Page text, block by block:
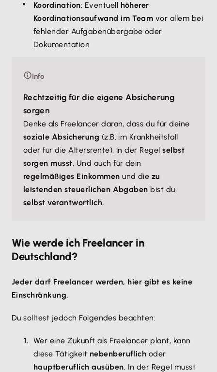
Koordination: Eventuell höherer
Koordinationsaufwand im Team vor allem bei
fehlender Aufgabenübergabe oder
Dokumentation
Info
Rechtzeitig für die eigene Absicherung
sorgen
Denke als Freelancer daran, dass du für deine
soziale Absicherung (z.B. im Krankheitsfall
oder für die Altersrente), in der Regelselbst
sorgen musst. Und auch für dein
regelmäßiges Einkommen und die zu
leistenden steuerlichen Abgaben bist du
selbst verantwortlich.
Wie werde ich Freelancer in
Deutschland?
Jeder darf Freelancer werden, hier gibt es keine
Einschränkung.
Du solltest jedoch Folgendes beachten:
Wer eine Zukunft als Freelancer plant, kann
diese Tätigkeit nebenberuflich oder
hauptberuflich ausüben. In der Regel musst